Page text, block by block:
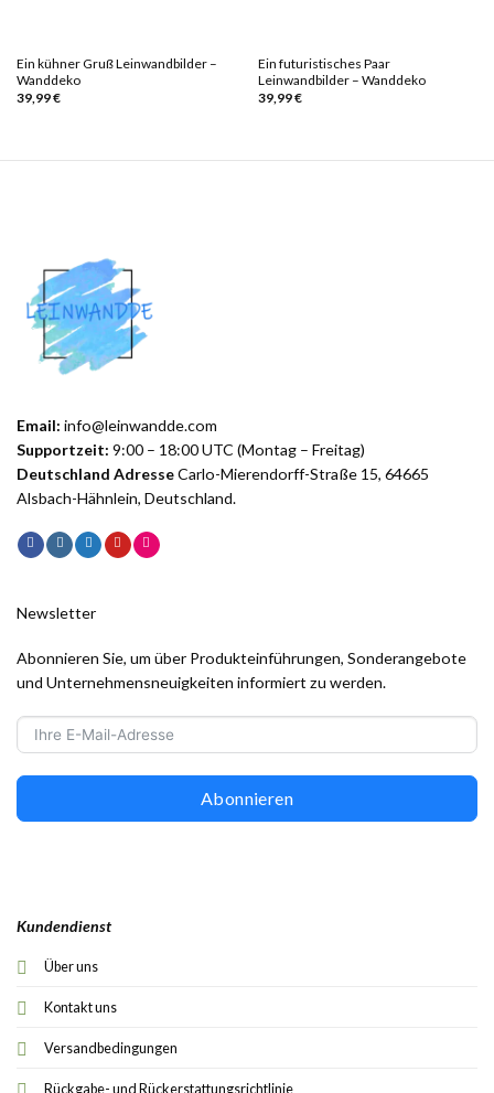
Ein kühner Gruß Leinwandbilder –
Wanddeko
39,99€
Ein futuristisches Paar
Leinwandbilder – Wanddeko
39,99€
Email: info@leinwandde.com
Supportzeit: 9:00 – 18:00 UTC (Montag – Freitag)
Deutschland AdresseCarlo-Mierendorff-Straße 15, 64665
Alsbach-Hähnlein, Deutschland.
Kundendienst
Über uns
Kontakt uns
Versandbedingungen
Rückgabe- und Rückerstattungsrichtlinie
Newsletter
Abonnieren Sie, um über Produkteinführungen, Sonderangebote
und Unternehmensneuigkeiten informiert zu werden.
Abonnieren